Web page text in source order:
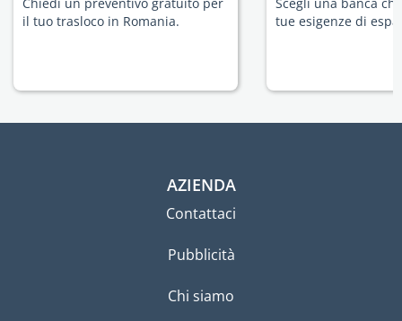
il tuo trasloco in Romania.
tue esigenze di
AZIENDA
Contattaci
Pubblicità
Chi siamo